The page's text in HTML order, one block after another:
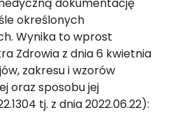
dokumentację
określonych
Wynika to wprost
Zdrowia z dnia 6 kwietnia
zakresu i wzorów
oraz sposobu jej
tj. z dnia 2022.06.22):